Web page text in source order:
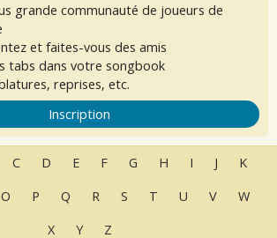
grande communauté de joueurs de
et faites-vous des amis
tabs dans votre songbook
reprises, etc.
Inscription
C D E F G H I J
K
O P Q R S T U V
W
X
Y Z